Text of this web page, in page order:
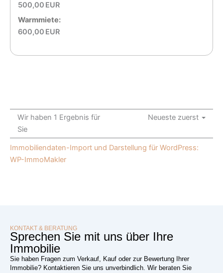
500,00 EUR
Warmmiete:
600,00 EUR
Wir haben 1 Ergebnis für
Sie
Neueste zuerst
Immobiliendaten-Import und Darstellung für WordPress:
WP-ImmoMakler
KONTAKT & BERATUNG
Sprechen Sie mit uns über Ihre
Immobilie
Sie haben Fragen zum Verkauf, Kauf oder zur Bewertung Ihrer
Immobilie? Kontaktieren Sie uns unverbindlich. Wir beraten Sie